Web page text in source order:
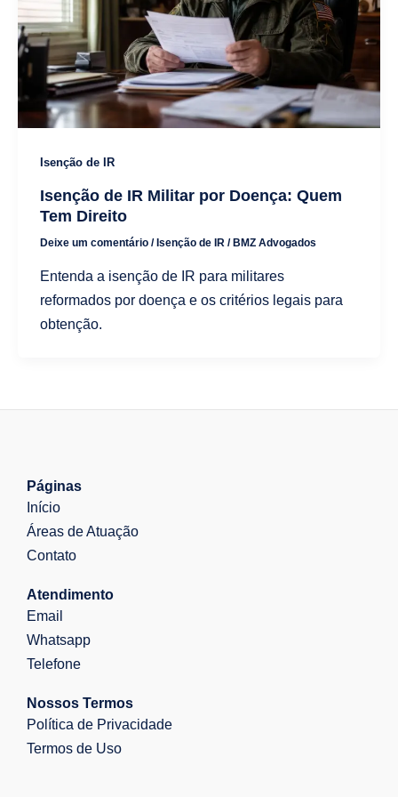
Isenção de IR
Isenção de IR Militar por Doença: Quem
Tem Direito
Deixe um comentário / Isenção de IR/ BMZ Advogados
Entenda a isenção de IR para militares
reformados por doença e os critérios legais para
obtenção.
Páginas
Início
Áreas de Atuação
Contato
Atendimento
Email
Whatsapp
Telefone
Nossos Termos
Política de Privacidade
Termos de Uso